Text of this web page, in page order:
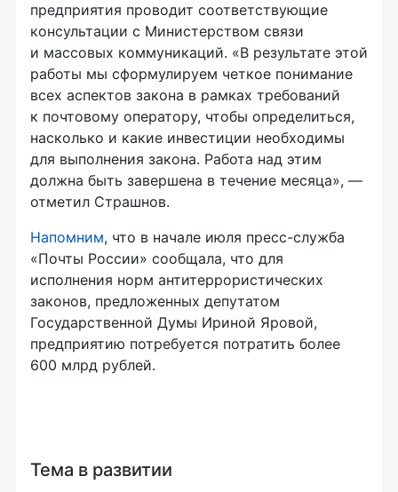
предприятия проводит соответствующие
консультации с Министерством связи
и массовых коммуникаций. «В результате этой
работы мы сформулируем четкое понимание
всех аспектов закона в рамках требований
к почтовому оператору, чтобы определиться,
насколько и какие инвестиции необходимы
для выполнения закона. Работа над этим
должна быть завершена в течение месяца», —
отметил Страшнов.
Напомним, что в начале июля пресс-служба
«Почты России» сообщала, что для
исполнения норм антитеррористических
законов, предложенных депутатом
Государственной Думы Ириной Яровой,
предприятию потребуется потратить более
600 млрд рублей.
Тема в развитии